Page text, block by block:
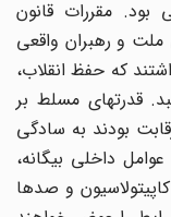
مقررات قانون
و رهبران واقعی
که حفظ انقلاب،
قدرتهای مسلط بر
بودند به سادگی
داخلی بیگانه،
و صدها